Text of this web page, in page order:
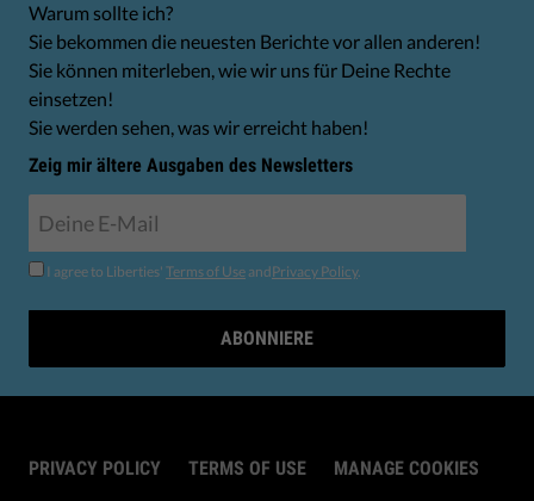
Warum sollte ich?
Sie bekommen die neuesten Berichte vor allen anderen!
Sie können miterleben, wie wir uns für Deine Rechte
einsetzen!
Sie werden sehen, was wir erreicht haben!
Zeig mir ältere Ausgaben des Newsletters
I agree to Liberties' Terms of Use andPrivacy Policy.
ABONNIERE
PRIVACY POLICY TERMS OF USE MANAGE COOKIES